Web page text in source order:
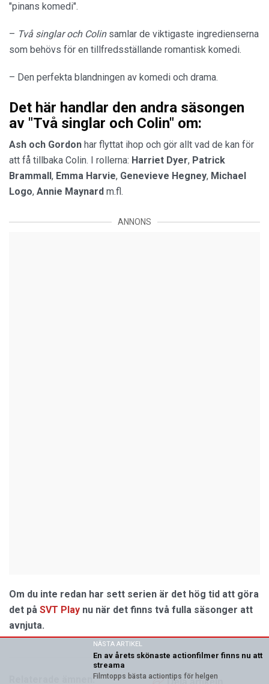
"pinans komedi".
– Två singlar och Colinsamlar de viktigaste ingredienserna
som behövs för en tillfredsställande romantisk komedi.
– Den perfekta blandningen av komedi och drama.
Det här handlar den andra säsongen
av "Två singlar och Colin" om:
Ash och Gordon har flyttat ihop och gör allt vad de kan för
att få tillbaka Colin. I rollerna: Harriet Dyer, Patrick
Brammall , Emma Harvie, Genevieve Hegney, Michael
Logo, Annie Maynard m.fl.
ANNONS
Om du inte redan har sett serien är det hög tid att göra
det på SVT Play nu när det finns två fulla säsonger att
avnjuta.
Relaterade ämnen:
NÄSTA ARTIKEL
En av årets skönaste actionfilmer finns nu att
streama
Filmtopps bästa actiontips för helgen